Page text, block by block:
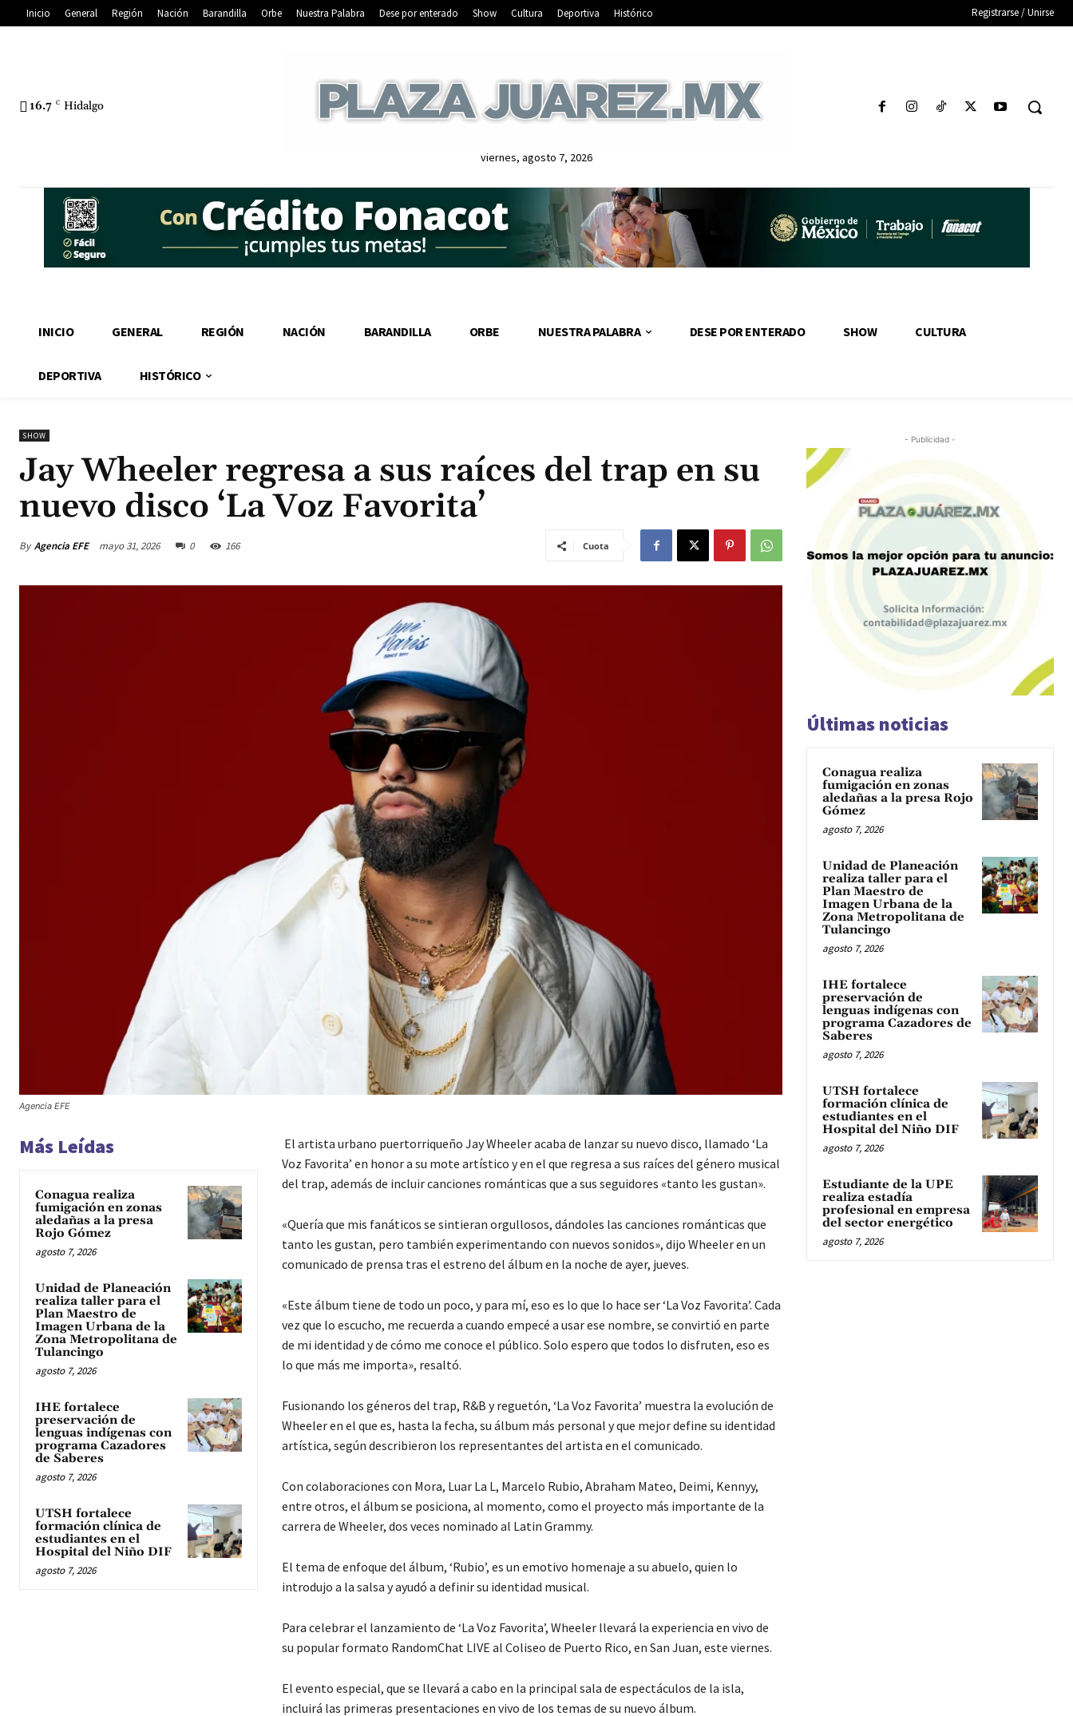
Inicio General Región Nación Barandilla Orbe Nuestra Palabra Dese por enterado Show Cultura Deportiva Histórico Registrarse / Unirse
16.7 C Hidalgo
viernes, agosto 7, 2026
INICIO GENERAL REGIÓN NACIÓN BARANDILLA ORBE NUESTRA PALABRA DESE POR ENTERADO SHOW CULTURA
DEPORTIVA HISTÓRICO
SHOW
Jay Wheeler regresa a sus raíces del trap en su
nuevo disco ‘La Voz Favorita’
By Agencia EFE mayo 31, 2026 0 166 Cuota
Agencia EFE
Más Leídas
Conagua realiza
fumigación en zonas
aledañas a la presa
Rojo Gómez
agosto 7, 2026
Unidad de Planeación
realiza taller para el
Plan Maestro de
Imagen Urbana de la
Zona Metropolitana de
Tulancingo
agosto 7, 2026
IHE fortalece
preservación de
lenguas indígenas con
programa Cazadores
de Saberes
agosto 7, 2026
UTSH fortalece
formación clínica de
estudiantes en el
Hospital del Niño DIF
agosto 7, 2026
El artista urbano puertorriqueño Jay Wheeler acaba de lanzar su nuevo disco, llamado ‘La
Voz Favorita’ en honor a su mote artístico y en el que regresa a sus raíces del género musical
del trap, además de incluir canciones románticas que a sus seguidores «tanto les gustan».
«Quería que mis fanáticos se sintieran orgullosos, dándoles las canciones románticas que
tanto les gustan, pero también experimentando con nuevos sonidos», dijo Wheeler en un
comunicado de prensa tras el estreno del álbum en la noche de ayer, jueves.
«Este álbum tiene de todo un poco, y para mí, eso es lo que lo hace ser ‘La Voz Favorita’. Cada
vez que lo escucho, me recuerda a cuando empecé a usar ese nombre, se convirtió en parte
de mi identidad y de cómo me conoce el público. Solo espero que todos lo disfruten, eso es
lo que más me importa», resaltó.
Fusionando los géneros del trap, R&B y reguetón, ‘La Voz Favorita’ muestra la evolución de
Wheeler en el que es, hasta la fecha, su álbum más personal y que mejor define su identidad
artística, según describieron los representantes del artista en el comunicado.
Con colaboraciones con Mora, Luar La L, Marcelo Rubio, Abraham Mateo, Deimi, Kennyy,
entre otros, el álbum se posiciona, al momento, como el proyecto más importante de la
carrera de Wheeler, dos veces nominado al Latin Grammy.
El tema de enfoque del álbum, ‘Rubio’, es un emotivo homenaje a su abuelo, quien lo
introdujo a la salsa y ayudó a definir su identidad musical.
Para celebrar el lanzamiento de ‘La Voz Favorita’, Wheeler llevará la experiencia en vivo de
su popular formato RandomChat LIVE al Coliseo de Puerto Rico, en San Juan, este viernes.
El evento especial, que se llevará a cabo en la principal sala de espectáculos de la isla,
incluirá las primeras presentaciones en vivo de los temas de su nuevo álbum.
- Publicidad -
Últimas noticias
Conagua realiza
fumigación en zonas
aledañas a la presa Rojo
Gómez
agosto 7, 2026
Unidad de Planeación
realiza taller para el
Plan Maestro de
Imagen Urbana de la
Zona Metropolitana de
Tulancingo
agosto 7, 2026
IHE fortalece
preservación de
lenguas indígenas con
programa Cazadores de
Saberes
agosto 7, 2026
UTSH fortalece
formación clínica de
estudiantes en el
Hospital del Niño DIF
agosto 7, 2026
Estudiante de la UPE
realiza estadía
profesional en empresa
del sector energético
agosto 7, 2026